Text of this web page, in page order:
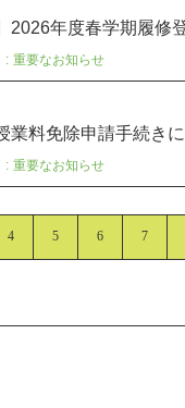
2026年度春学期履修
重要なお知らせ
業料免除申請手続き
重要なお知らせ
4 5 6 7